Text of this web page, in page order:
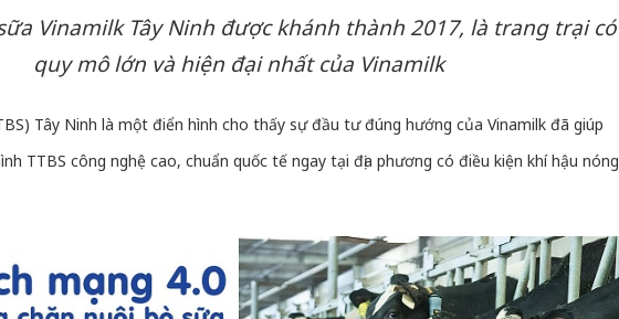
Vinamilk Tây Ninh được khánh thành 2017, là trang trại có
quy mô lớn và hiện đại nhất của Vinamilk
Tây Ninh là một điển hình cho thấy sự đầu tư đúng hướng của Vinamilk đã giúp
TTBS công nghệ cao, chuẩn quốc tế ngay tại địa phương có điều kiện khí hậu nóng